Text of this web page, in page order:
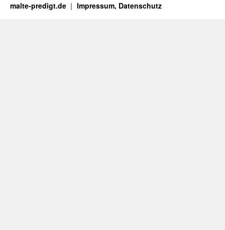
malte-predigt.de Impressum, Datenschutz